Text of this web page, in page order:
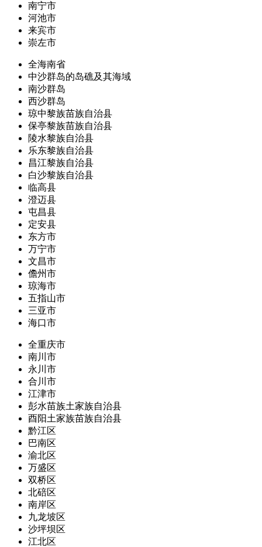
南宁市
河池市
来宾市
崇左市
全海南省
中沙群岛的岛礁及其海域
南沙群岛
西沙群岛
琼中黎族苗族自治县
保亭黎族苗族自治县
陵水黎族自治县
乐东黎族自治县
昌江黎族自治县
白沙黎族自治县
临高县
澄迈县
屯昌县
定安县
东方市
万宁市
文昌市
儋州市
琼海市
五指山市
三亚市
海口市
全重庆市
南川市
永川市
合川市
江津市
彭水苗族土家族自治县
酉阳土家族苗族自治县
黔江区
巴南区
渝北区
万盛区
双桥区
北碚区
南岸区
九龙坡区
沙坪坝区
江北区